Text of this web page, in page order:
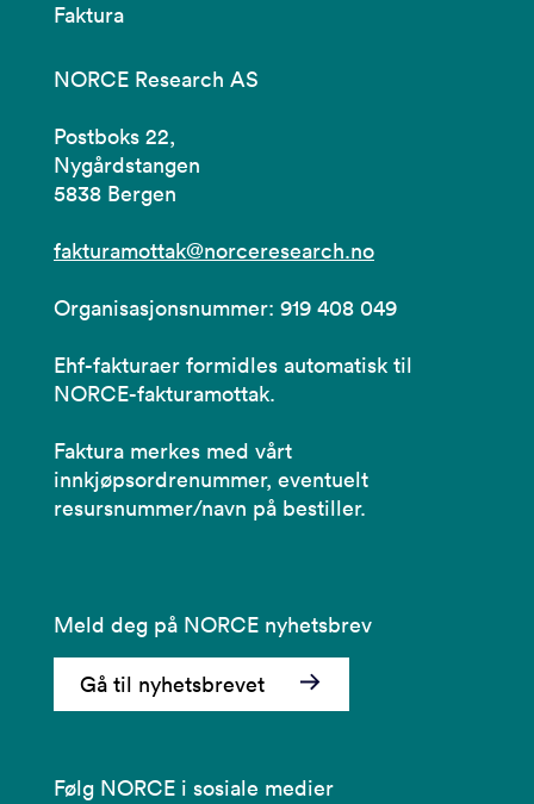
Faktura
NORCE Research AS
Postboks 22,
Nygårdstangen
5838 Bergen
fakturamottak@norceresearch.no
Organisasjonsnummer: 919 408 049
Ehf-fakturaer formidles automatisk til
NORCE-fakturamottak.
Faktura merkes med vårt
innkjøpsordrenummer, eventuelt
resursnummer/navn på bestiller.
Meld deg på NORCE nyhetsbrev
Gå til nyhetsbrevet
Følg NORCE i sosiale medier